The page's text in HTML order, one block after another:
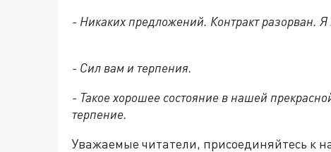
- Никаких предложений. Контракт разорван.
- Сил вам и терпения.
- Такое хорошее состояние в нашей
терпение.
Уважаемые читатели, присоединяйтесь к